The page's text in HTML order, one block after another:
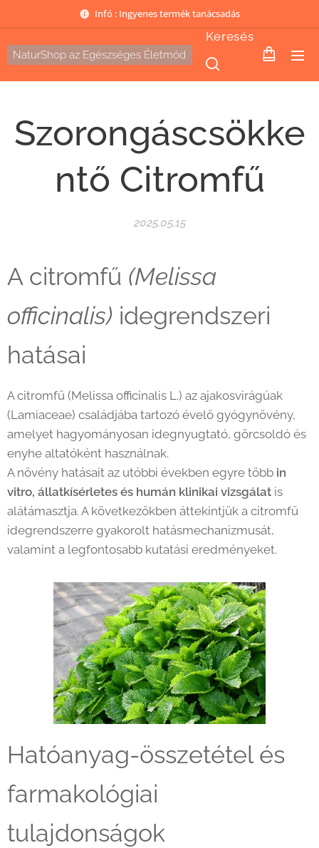
Infó : Ingyenes termék tanácsadás
NaturShop az Egészséges Életmód
Keresés
Szorongáscsökke
ntő Citromfű
2025.05.15
A citromfű (Melissa
officinalis) idegrendszeri
hatásai
A citromfű (Melissa officinalis L.) az ajakosvirágúak
(Lamiaceae) családjába tartozó évelő gyógynövény,
amelyet hagyományosan idegnyugtató, görcsoldó és
enyhe altatóként használnak.
A növény hatásait az utóbbi években egyre több in
vitro, állatkísérletes és humán klinikai vizsgálat is
alátámasztja. A következőkben áttekintjük a citromfű
idegrendszerre gyakorolt hatásmechanizmusát,
valamint a legfontosabb kutatási eredményeket.
Hatóanyag-összetétel és
farmakológiai
tulajdonságok